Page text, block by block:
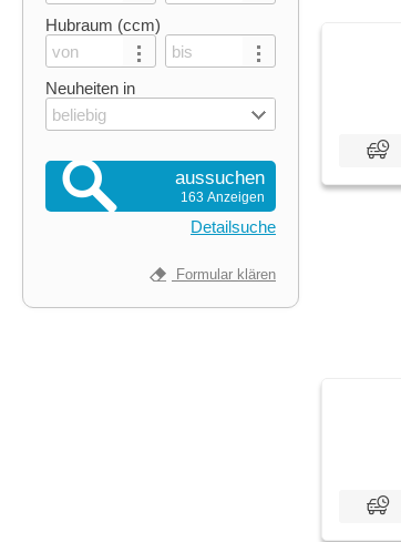
Hubraum (ccm)
Neuheiten in
beliebig
aussuchen
163 Anzeigen
Detailsuche
Formular klären